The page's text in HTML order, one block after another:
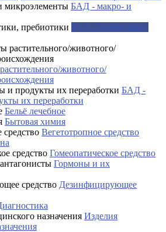
БАД - макро- и
БАД - пробиотики,
животного/
БАД -
их переработки
Бельё лечебное
Бытовая химия
Вегетотропное средство
Гомеопатическое средство
Гормоны и их
Дезинфицирующее
Изделия